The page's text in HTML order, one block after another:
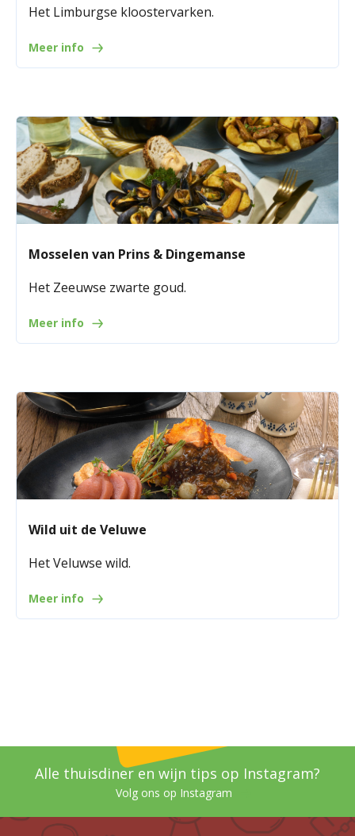
Het Limburgse kloostervarken.
Meer info
Mosselen van Prins & Dingemanse
Het Zeeuwse zwarte goud.
Meer info
Wild uit de Veluwe
Het Veluwse wild.
Meer info
Alle thuisdiner en wijn tips op Instagram?
Volg ons op Instagram